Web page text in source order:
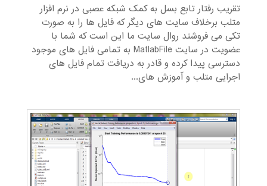
تقریب رفتار تابع بسل به کمک شبکه عصبی در نرم افزار
متلب برخلاف سایت های دیگر که فایل ها را به صورت
تکی می فروشند روال سایت ما این است که شما با
عضویت در سایت MatlabFile به تمامی فایل های موجود
دسترسی پیدا کرده و قادر به دریافت تمام فایل های
اجرایی متلب و آموزش های...